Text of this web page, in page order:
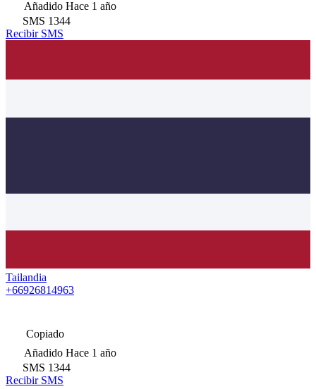
Añadido Hace 1 año
SMS 1344
Recibir SMS
Tailandia
+66926814963
Copiado
Añadido Hace 1 año
SMS 1344
Recibir SMS